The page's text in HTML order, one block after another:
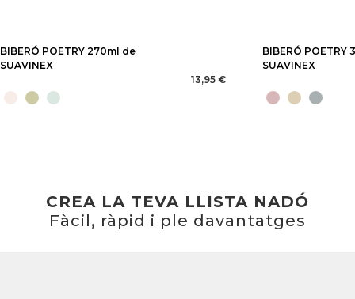
BIBERÓ POETRY 270ml de
SUAVINEX
13,95 €
BIBERÓ POETRY
SUAVINEX
CREA LA TEVA LLISTA NADÓ
Fàcil, ràpid i ple davantatges